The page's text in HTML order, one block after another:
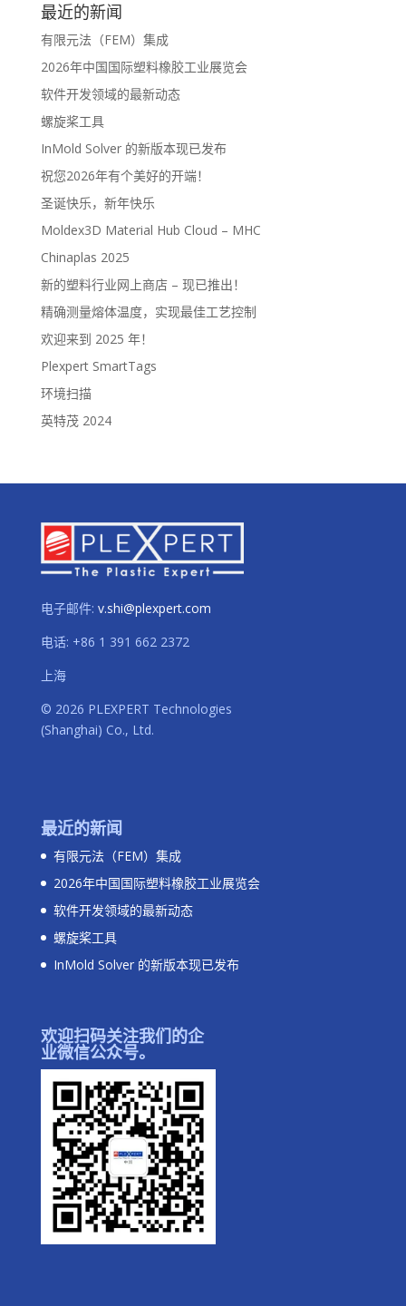
最近的新闻
有限元法（FEM）集成
2026年中国国际塑料橡胶工业展览会
软件开发领域的最新动态
螺旋桨工具
InMold Solver 的新版本现已发布
祝您2026年有个美好的开端！
圣诞快乐，新年快乐
Moldex3D Material Hub Cloud – MHC
Chinaplas 2025
新的塑料行业网上商店 – 现已推出！
精确测量熔体温度，实现最佳工艺控制
欢迎来到 2025 年！
Plexpert SmartTags
环境扫描
英特茂 2024
电子邮件: v.shi@plexpert.com
电话: +86 1 391 662 2372
上海
© 2026 PLEXPERT Technologies
(Shanghai) Co., Ltd.
最近的新闻
有限元法（FEM）集成
2026年中国国际塑料橡胶工业展览会
软件开发领域的最新动态
螺旋桨工具
InMold Solver 的新版本现已发布
欢迎扫码关注我们的企
业微信公众号。